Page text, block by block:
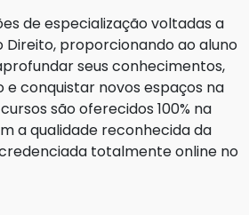
de especialização voltadas a
proporcionando ao aluno
seus conhecimentos,
e conquistar novos espaços na
são oferecidos 100% na
a qualidade reconhecida da
totalmente online no